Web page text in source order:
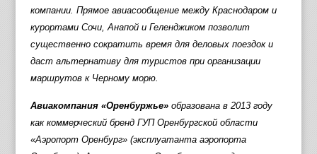
компании. Прямое авиасообщение между Краснодаром и
курортами Сочи, Анапой и Геленджиком позволит
существенно сократить время для деловых поездок и
даст альтернативу для туристов при организации
маршрутов к Черному морю.
Авиакомпания «Оренбуржье»образована в 2013 году
как коммерческий бренд ГУП Оренбургской области
«Аэропорт Оренбург» (эксплуатанта аэропорта